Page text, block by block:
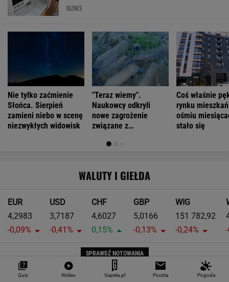
BIZNES
Nie tylko zaćmienie
Słońca. Sierpień
zamieni niebo w scenę
niezwykłych widowisk
"Teraz wiemy".
Naukowcy odkryli
nowe zagrożenie
związane z
Coś właśnie
rynku
ośmiu
stało się
WALUTY I GIEŁDA
EUR
4,2983
-0,09%
USD
3,7187
-0,41%
CHF
4,6027
0,15%
GBP
5,0166
-0,13%
WIG
151 782,92
-0,24%
SPRAWDŹ NOTOWANIA
Notowania dostarcza VIA24ONLINE
Quiz Wideo Gazeta.pl Poczta Pogoda